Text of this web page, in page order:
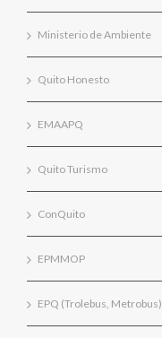
Ministerio de Ambiente
Quito Honesto
EMAAPQ
Quito Turismo
ConQuito
EPMMOP
EPQ (Trolebus, Metrobus)